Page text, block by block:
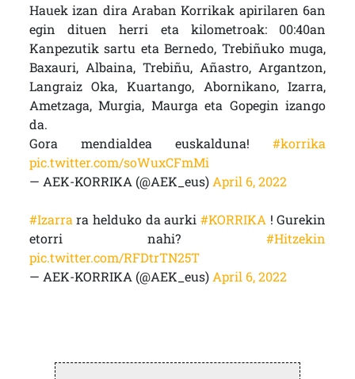
Hauek izan dira Araban Korrikak apirilaren 6an
egin dituen herri eta kilometroak: 00:40an
Kanpezutik sartu eta Bernedo, Trebiñuko muga,
Baxauri, Albaina, Trebiñu, Añastro, Argantzon,
Langraiz Oka, Kuartango, Abornikano, Izarra,
Ametzaga, Murgia, Maurga eta Gopegin izango
da.
Gora mendialdea euskalduna!#korrika
pic.twitter.com/soWuxCFmMi
— AEK-KORRIKA (@AEK_eus) April 6, 2022
#Izarra ra helduko da aurki #KORRIKA ! Gurekin
etorri nahi?#Hitzekin
pic.twitter.com/RFDtrTN25T
— AEK-KORRIKA (@AEK_eus) April 6, 2022